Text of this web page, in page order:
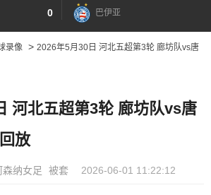
0 巴伊亚
录像 > 2026年5月30日 河北五超第3轮 廊坊队vs唐
河北五超第3轮 廊坊队vs唐
放
森纳女足 被套 2026-06-01 11:22:12